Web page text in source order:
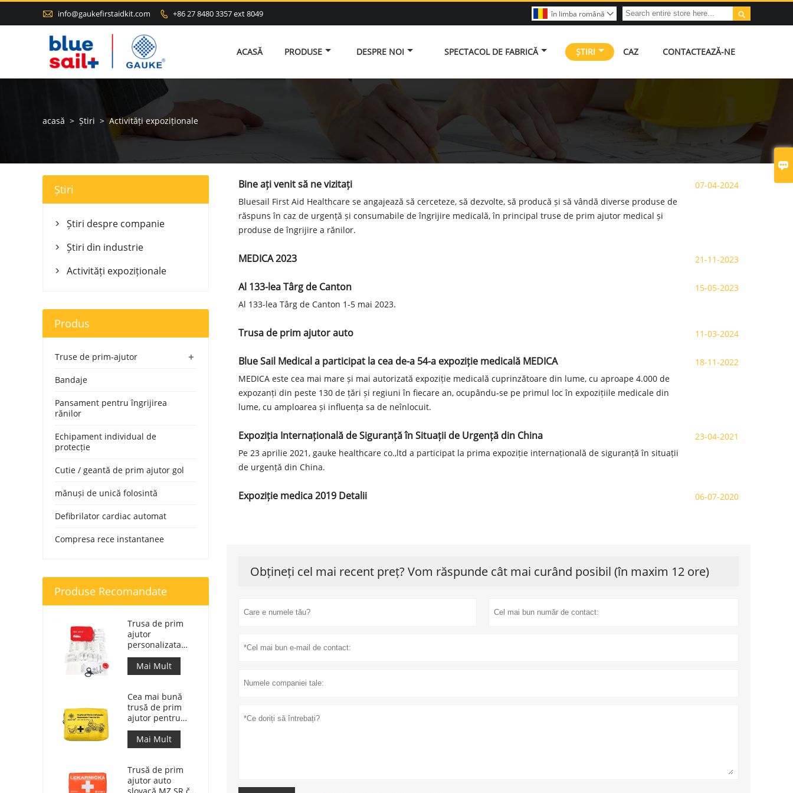

 info@gaukefirstaidkit.com  +86 27 8480 3357 ext 8049 
în limba română 
ACASĂ PRODUSE DESPRE NOI SPECTACOL DE FABRICĂ ȘTIRI CAZ CONTACTEAZĂ-NE
acasă > Știri > Activități expoziționale
Bine ați venit să ne vizitați
Bluesail First Aid Healthcare se angajează să cerceteze, să dezvolte, să producă și să vândă diverse produse de
răspuns în caz de urgență și consumabile de îngrijire medicală, în principal truse de prim ajutor medical și
produse de îngrijire a rănilor.
07-04-2024
MEDICA 2023 21-11-2023
Al 133-lea Târg de Canton
Al 133-lea Târg de Canton 1-5 mai 2023.
15-05-2023
Trusa de prim ajutor auto 11-03-2024
Blue Sail Medical a participat la cea de-a 54-a expoziție medicală MEDICA
MEDICA este cea mai mare și mai autorizată expoziție medicală cuprinzătoare din lume, cu aproape 4.000 de
expozanți din peste 130 de țări și regiuni în fiecare an, ocupându-se pe primul loc în expozițiile medicale din
lume, cu amploarea și influența sa de neînlocuit.
18-11-2022
Expoziția Internațională de Siguranță în Situații de Urgență din China
Pe 23 aprilie 2021, gauke healthcare co.,ltd a participat la prima expoziție internațională de siguranță în situații
de urgență din China.
23-04-2021
Expoziție medica 2019 Detalii 06-07-2020
Obțineți cel mai recent preț? Vom răspunde cât mai curând posibil (în maxim 12 ore)
Știri
 Știri despre companie
 Știri din industrie
 Activități expoziționale
Produs
+
Truse de prim-ajutor
Bandaje
Pansament pentru îngrijirea
rănilor
Echipament individual de
protecție
Cutie / geantă de prim ajutor gol
mănuși de unică folosintă
Defibrilator cardiac automat
Compresa rece instantanee
Produse Recomandate
Trusa de prim
ajutor
personalizata
Geanta de
raspuns medical
pentru masina
Mai Mult
Cea mai bună
trusă de prim
ajutor pentru
motociclete de
aventură pentru
motocicliști
Mai Mult
Trusă de prim
ajutor auto